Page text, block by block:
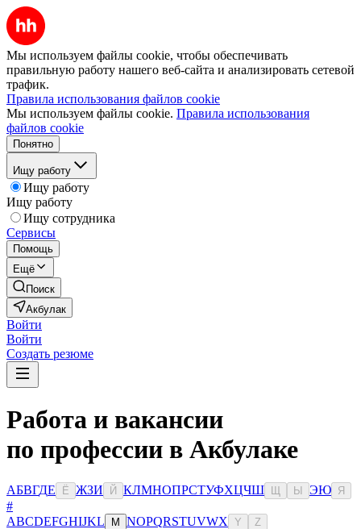
Мы используем файлы cookie, чтобы обеспечивать
правильную работу нашего веб-сайта и анализировать сетевой
трафик.
Правила использования файлов cookie
Мы используем файлы cookie. Правила использования
файлов cookie
Понятно
Ищу работу
Ищу работу
Ищу работу
Ищу сотрудника
Сервисы
Помощь
Ещё
Поиск
Акбулак
Войти
Войти
Создать резюме
Работа и вакансии
по профессии в Акбулаке
АБВГДЕ Ё ЖЗИ Й КЛМНОПРСТУФХЦЧШ Ы ЭЮ Я
#
ABCDEFGHIJKL M NOPQRSTUVWX Y Z